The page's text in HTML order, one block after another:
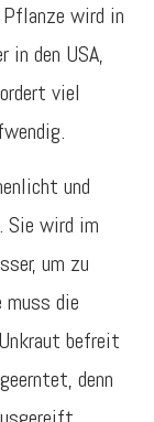
wird in
in den USA,
viel
und
Sie wird im
um zu
muss die
befreit
denn